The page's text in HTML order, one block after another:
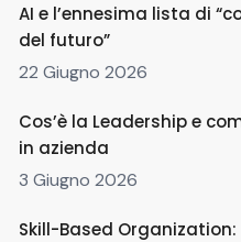
AI e l’ennesima lista di
del futuro”
22 Giugno 2026
Cos’è la Leadership e
in azienda
3 Giugno 2026
Skill-Based Organization: